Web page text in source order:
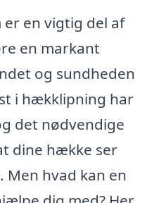
en vigtig del af
en markant
og sundheden
i hækklipning har
det nødvendige
dine hække ser
hvad kan en